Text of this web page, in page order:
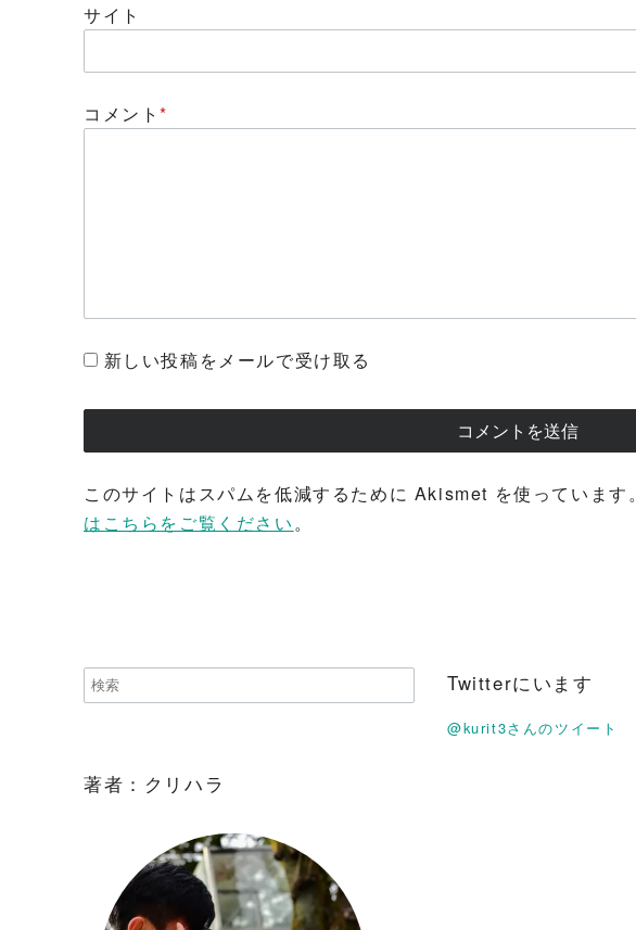
サイト
コメント*
新しい投稿をメールで受け取る
このサイトはスパムを低減するために Akismet を使っています。
はこちらをご覧ください。
著者：クリハラ
Twitterにいます
@kurit3さんのツイート